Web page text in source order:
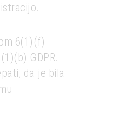
6(1)(f)
GDPR.
da je bila